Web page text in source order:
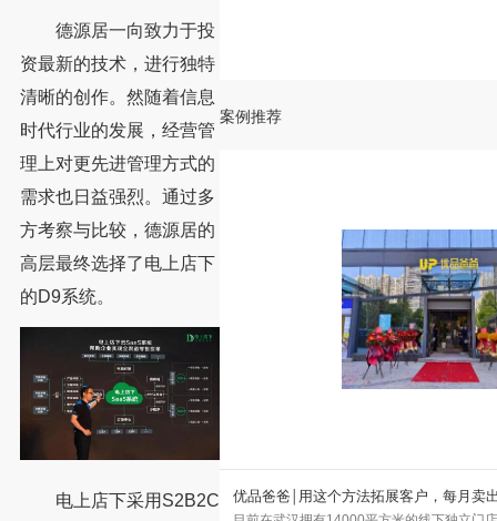
德源居一向致力于投
资最新的技术，进行独特
清晰的创作。然随着信息
时代行业的发展，经营管
理上对更先进管理方式的
需求也日益强烈。通过多
方考察与比较，德源居的
高层最终选择了电上店下
的D9系统。
电上店下采用S2B2C
案例推荐
个方法拓展客户，每月卖出500套家具
【红木家具生产